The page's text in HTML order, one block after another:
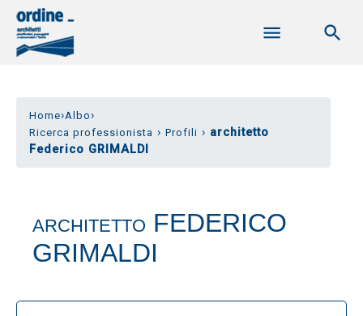
Home›Albo›
Ricerca professionista › Profili › architetto
Federico GRIMALDI
ARCHITETTO FEDERICO
GRIMALDI